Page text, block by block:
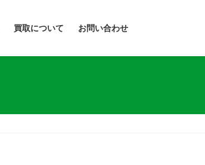
買取について お問い合わせ